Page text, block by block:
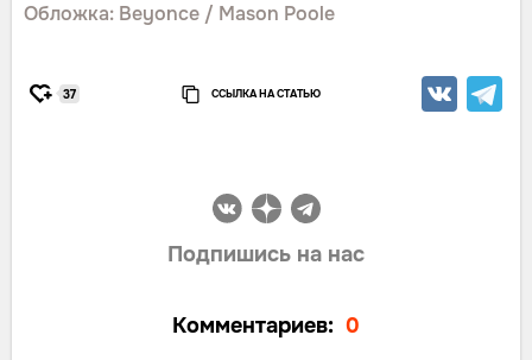
Обложка: Beyonce / Mason Poole
37 ССЫЛКА НА СТАТЬЮ
Подпишись на нас
Комментариев: 0